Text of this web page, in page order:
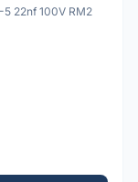
22nf 100V RM2